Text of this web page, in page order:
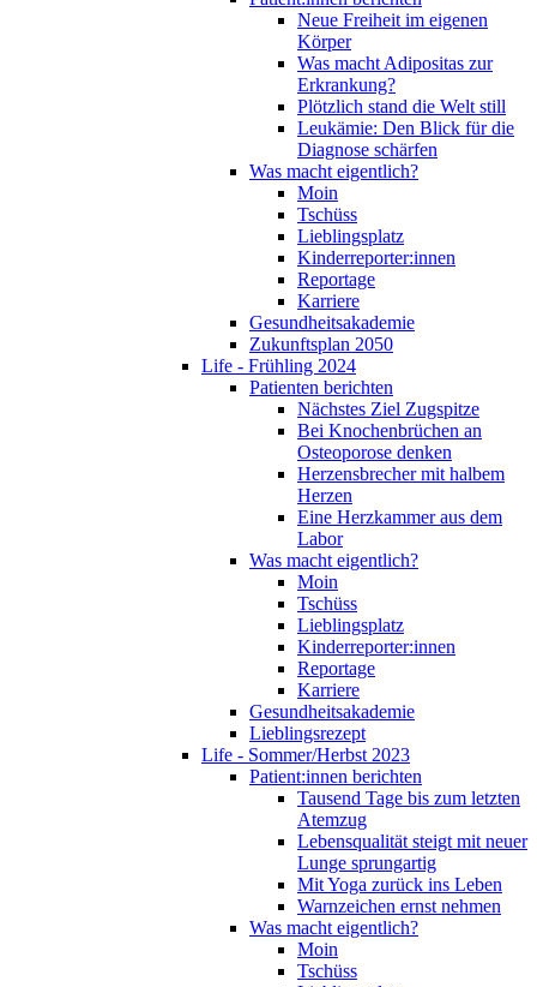
Neue Freiheit im eigenen
Körper
Was macht Adipositas zur
Erkrankung?
Plötzlich stand die Welt still
Leukämie: Den Blick für die
Diagnose schärfen
Was macht eigentlich?
Moin
Tschüss
Lieblingsplatz
Kinderreporter:innen
Reportage
Karriere
Gesundheitsakademie
Zukunftsplan 2050
Life - Frühling 2024
Patienten berichten
Nächstes Ziel Zugspitze
Bei Knochenbrüchen an
Osteoporose denken
Herzensbrecher mit halbem
Herzen
Eine Herzkammer aus dem
Labor
Was macht eigentlich?
Moin
Tschüss
Lieblingsplatz
Kinderreporter:innen
Reportage
Karriere
Gesundheitsakademie
Lieblingsrezept
Life - Sommer/Herbst 2023
Patient:innen berichten
Tausend Tage bis zum letzten
Atemzug
Lebensqualität steigt mit neuer
Lunge sprungartig
Mit Yoga zurück ins Leben
Warnzeichen ernst nehmen
Was macht eigentlich?
Moin
Tschüss